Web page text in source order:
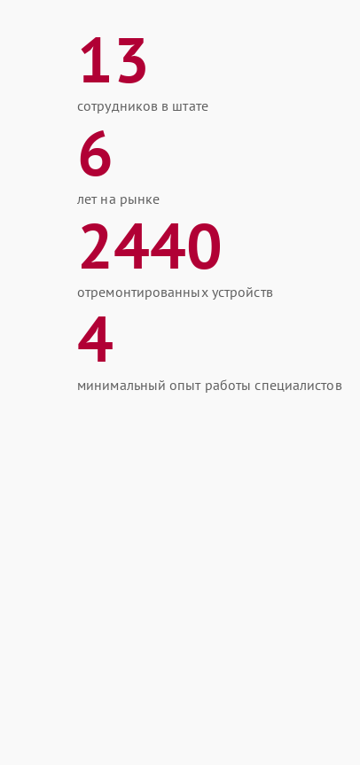
13
сотрудников в штате
6
лет на рынке
2440
отремонтированных устройств
4
минимальный опыт работы специалистов